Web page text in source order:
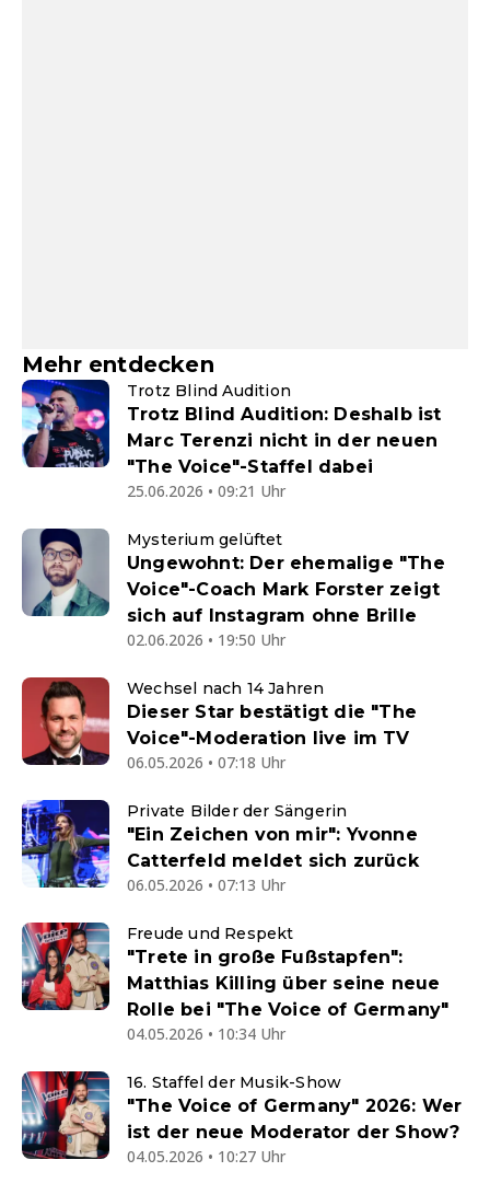
Mehr entdecken
Trotz Blind Audition
Trotz Blind Audition: Deshalb ist
Marc Terenzi nicht in der neuen
"The Voice"-Staffel dabei
25.06.2026 • 09:21 Uhr
Mysterium gelüftet
Ungewohnt: Der ehemalige "The
Voice"-Coach Mark Forster zeigt
sich auf Instagram ohne Brille
02.06.2026 • 19:50 Uhr
Wechsel nach 14 Jahren
Dieser Star bestätigt die "The
Voice"-Moderation live im TV
06.05.2026 • 07:18 Uhr
Private Bilder der Sängerin
"Ein Zeichen von mir": Yvonne
Catterfeld meldet sich zurück
06.05.2026 • 07:13 Uhr
Freude und Respekt
"Trete in große Fußstapfen":
Matthias Killing über seine neue
Rolle bei "The Voice of Germany"
04.05.2026 • 10:34 Uhr
16. Staffel der Musik-Show
"The Voice of Germany" 2026: Wer
ist der neue Moderator der Show?
04.05.2026 • 10:27 Uhr